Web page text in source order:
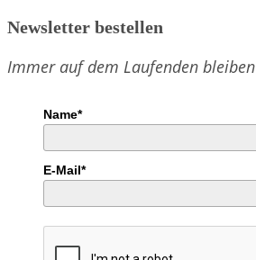
Newsletter bestellen
Immer auf dem Laufenden bleiben
Name*
E-Mail*